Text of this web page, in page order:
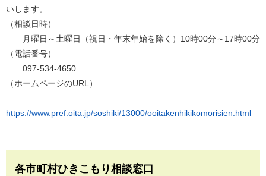
いします。
（相談日時）
月曜日～土曜日（祝日・年末年始を除く）10時00分～17時00分
（電話番号）
097-534-4650
（ホームページのURL）
https://www.pref.oita.jp/soshiki/13000/ooitakenhikikomorisien.html
各市町村ひきこもり相談窓口